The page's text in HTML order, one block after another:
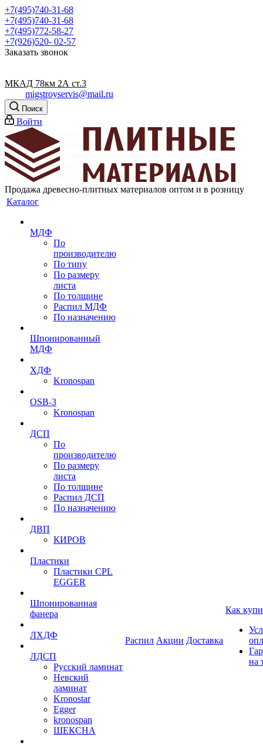
+7(495)740-31-68
+7(495)740-31-68
+7(495)772-58-27
+7(926)520- 02-57
Заказать звонок
МКАД 78км 2А ст.3
migstroyservis@mail.ru
Поиск
Войти
Продажа древесно-плитных материалов оптом и в розницу
Каталог
МДФ
По
производителю
По типу
По размеру
листа
По толщине
Распил МДФ
По назначению
Шпонированный
МДФ
ХДФ
Kronospan
OSB-3
Kronospan
ДСП
По
производителю
По размеру
листа
По толщине
Распил ДСП
По назначению
ДВП
КИРОВ
Пластики
Пластики CPL
EGGER
Шпонированная
фанера
ЛХДФ
ЛДСП
Русский ламинат
Невский
ламинат
Kronostar
Egger
kronospan
ШЕКСНА
Распил Акции Доставка
Как
на